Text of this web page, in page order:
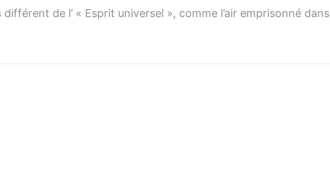
douche
différent de l’ « Esprit universel », comme l’air emprisonné dans